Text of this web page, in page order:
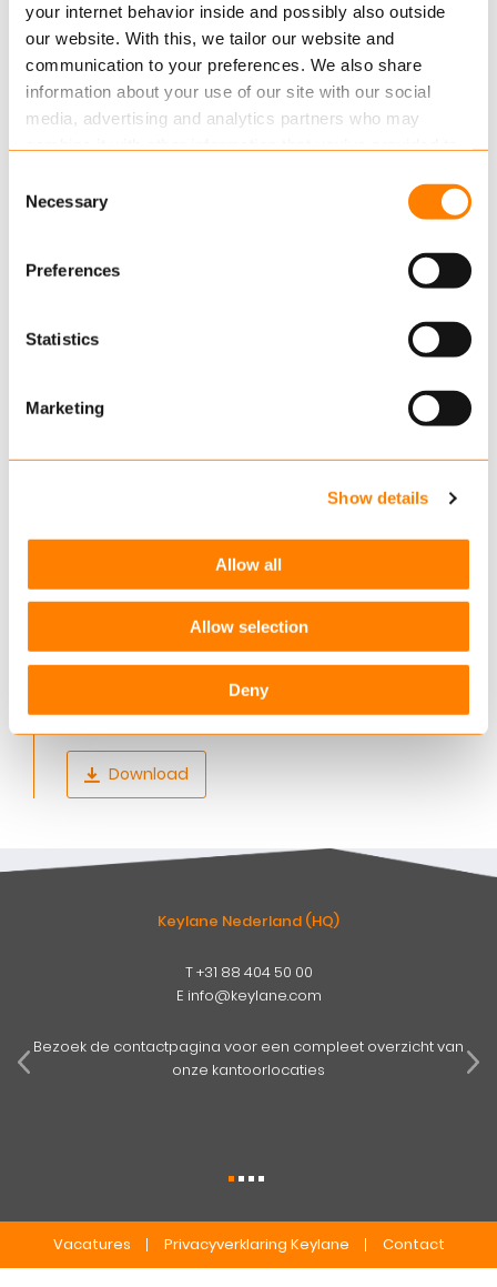
your internet behavior inside and possibly also outside
our website. With this, we tailor our website and
communication to your preferences. We also share
information about your use of our site with our social
media, advertising and analytics partners who may
services.
about this in our cookie statement. Through
the cookie settings under “Details”, you can determine
withdraw
Selection
Necessary
Preferences
Statistics
Marketing
Show details
Allow all
Allow selection
Deny
Ben je klaar om morgen een verschil te maken?
Neem contact op met ons team voor meer
informatie over hoe Keylane kan helpen met het
moderniseren van je verzekeringssysteem.
Vulhier ons contactformulier in.
Download
Keylane Nederland (HQ)
T+31 88 404 50 00
E info@keylane.com
Bezoek de contactpagina voor een compleet overzicht van
onze kantoorlocaties
Vacatures Privacyverklaring Keylane Contact